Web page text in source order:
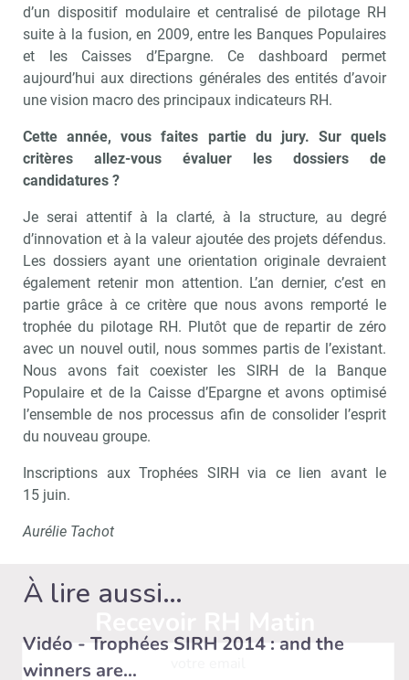
d’un dispositif modulaire et centralisé de pilotage RH
suite à la fusion, en 2009, entre les Banques Populaires
et les Caisses d’Epargne. Ce dashboard permet
aujourd’hui aux directions générales des entités d’avoir
une vision macro des principaux indicateurs RH.
Cette année, vous faites partie du jury. Sur quels
critères allez-vous évaluer les dossiers de
candidatures ?
Je serai attentif à la clarté, à la structure, au degré
d’innovation et à la valeur ajoutée des projets défendus.
Les dossiers ayant une orientation originale devraient
également retenir mon attention. L’an dernier, c’est en
partie grâce à ce critère que nous avons remporté le
trophée du pilotage RH. Plutôt que de repartir de zéro
avec un nouvel outil, nous sommes partis de l’existant.
Nous avons fait coexister les SIRH de la Banque
Populaire et de la Caisse d’Epargne et avons optimisé
l’ensemble de nos processus afin de consolider l’esprit
du nouveau groupe.
Inscriptions aux Trophées SIRH via ce lien avant le
15 juin.
Aurélie Tachot
À lire aussi…
Vidéo - Trophées SIRH 2014 : and the
winners are…